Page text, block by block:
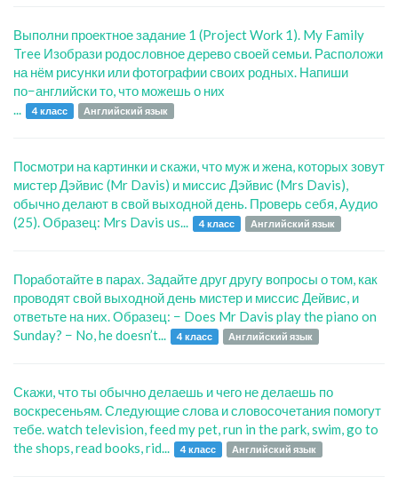
Выполни проектное задание 1 (Project Work 1). My Family
Tree Изобрази родословное дерево своей семьи. Расположи
на нём рисунки или фотографии своих родных. Напиши
по−английски то, что можешь о них
...
4 класс Английский язык
Посмотри на картинки и скажи, что муж и жена, которых зовут
мистер Дэйвис (Mr Davis) и миссис Дэйвис (Mrs Davis),
обычно делают в свой выходной день. Проверь себя, Аудио
(25). Образец: Mrs Davis us...
4 класс Английский язык
Поработайте в парах. Задайте друг другу вопросы о том, как
проводят свой выходной день мистер и миссис Дейвис, и
ответьте на них. Образец: − Does Mr Davis play the piano on
Sunday? − No, he doesn’t...
4 класс Английский язык
Скажи, что ты обычно делаешь и чего не делаешь по
воскресеньям. Следующие слова и словосочетания помогут
тебе. watch television, feed my pet, run in the park, swim, go to
the shops, read books, rid...
4 класс Английский язык